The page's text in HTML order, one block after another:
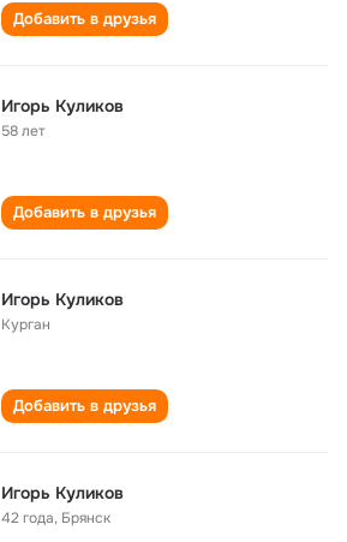
Добавить в друзья
Игорь Куликов
58 лет
Добавить в друзья
Игорь Куликов
Курган
Добавить в друзья
Игорь Куликов
42 года, Брянск